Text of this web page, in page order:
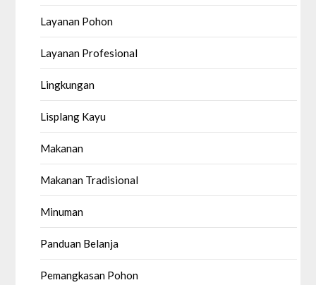
Layanan Pohon
Layanan Profesional
Lingkungan
Lisplang Kayu
Makanan
Makanan Tradisional
Minuman
Panduan Belanja
Pemangkasan Pohon